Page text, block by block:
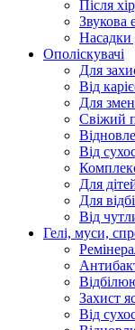
Після
Звукова
Насадки
Ополіскувачі
Для
Від
Для
Свіжий
Від
Для
Для
Від
Гелі, муси,
Захист
Від